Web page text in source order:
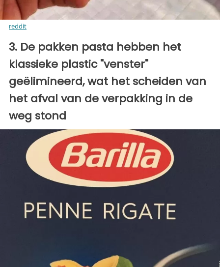
reddit
3. De pakken pasta hebben het
klassieke plastic "venster"
geëlimineerd, wat het scheiden van
het afval van de verpakking in de
weg stond